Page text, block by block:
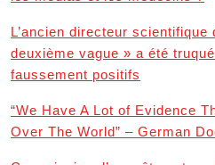
L’ancien directeur
deuxième vague » a été
faussement positifs
“We Have A Lot of Evidence
Over The World” – German